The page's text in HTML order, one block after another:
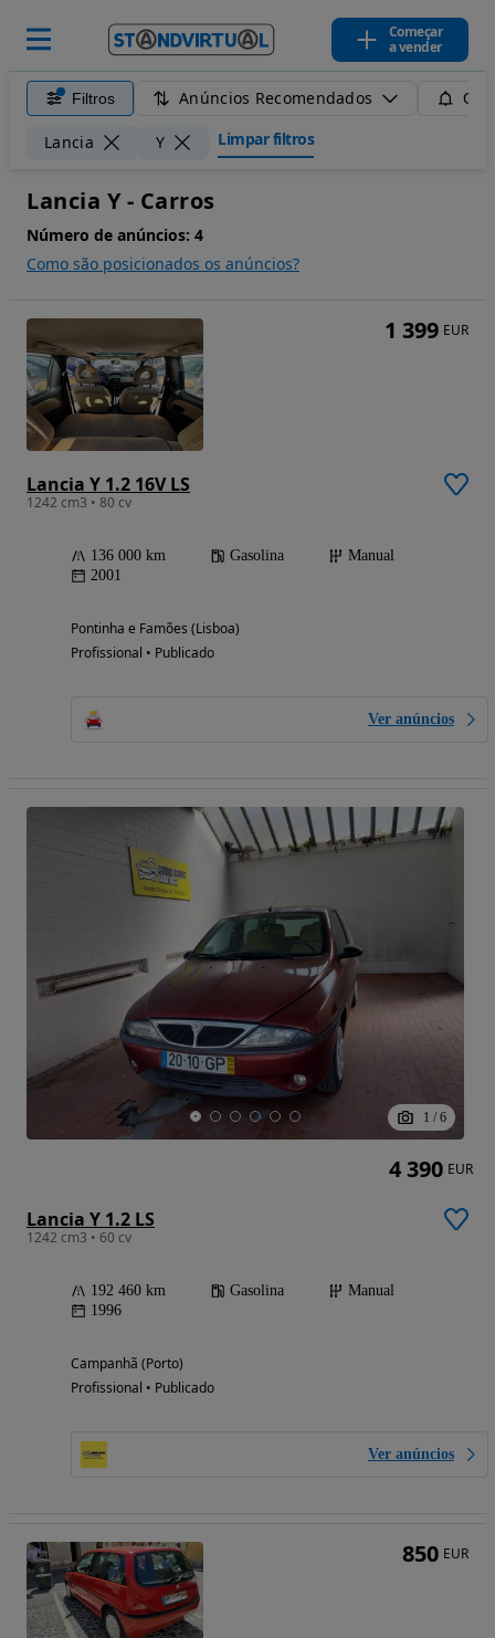
Começar
a vender
Filtros Anúncios Recomendados
Lancia Y Limpar filtros
Lancia Y - Carros
Número de anúncios: 4
Como são posicionados os anúncios?
Lancia Y 1.2 16V LS
1242 cm3 • 80 cv
136 000 km Gasolina
Manual
2001
Pontinha e Famões (Lisboa)
Profissional • Publicado
Ver anúncios
1 399 EUR
1 / 6
Lancia Y 1.2 LS
1242 cm3 • 60 cv
192 460 km Gasolina
Manual
1996
Campanhã (Porto)
Profissional • Publicado
Ver anúncios
4 390 EUR
850 EUR